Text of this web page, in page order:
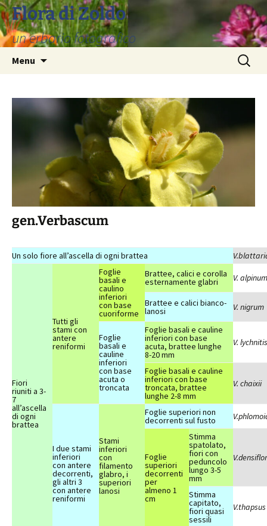
Vai
al
contenuto
Flora di Zoldo
un erbario fotografico
Menu
Ricerca
per:
gen.Verbascum
Un solo fiore all’ascella di ogni brattea
Fiori
riuniti a 3-
7
all’ascella
di ogni
brattea
Tutti gli
stami con
antere
reniformi
Foglie
basali e
caulino
inferiori
con base
cuoriforme
Brattee, calici e corolla
esternamente glabri V. alpinum
Brattee e calici bianco-
lanosi V. nigrum
Foglie
basali e
cauline
inferiori
con base
acuta o
troncata
Foglie basali e cauline
inferiori con base
acuta, brattee lunghe
8-20 mm
V. lychnitis
Foglie basali e cauline
inferiori con base
troncata, brattee
lunghe 2-8 mm
V. chaixii
I due stami
inferiori
con antere
decorrenti,
gli altri 3
con antere
reniformi
Stami
inferiori
con
filamento
glabro, i
superiori
lanosi
Foglie superiori non
decorrenti sul fusto
Foglie
superiori
decorrenti
per
almeno 1
cm
Stimma
spatolato,
fiori con
peduncolo
lungo 3-5
mm
Stimma
capitato,
fiori quasi
sessili
V.thapsus